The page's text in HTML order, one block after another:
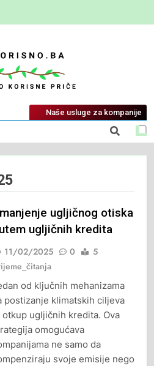
Korisno
Korisne PričeNaše usluge za kompanije
ugljičnog otiska
ugljičnih kredita
11/02/2025 0
5
od ključnih mehanizama
postizanje klimatskih ciljeva
otkup ugljičnih kredita. Ova
omogućava
ne samo da
svoje emisije nego